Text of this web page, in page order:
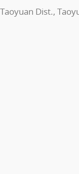
Dist.,